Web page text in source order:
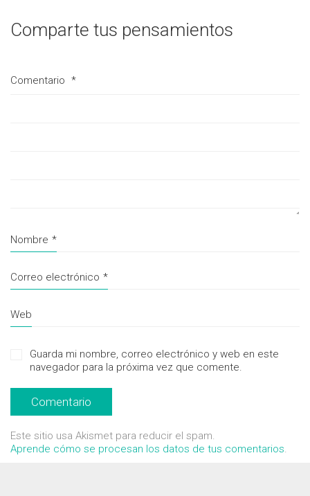
Comparte tus pensamientos
Comentario *
Nombre *
Correo electrónico *
Web
Guarda mi nombre, correo electrónico y web en este
navegador para la próxima vez que comente.
Este sitio usa Akismet para reducir el spam.
Aprende cómo se procesan los datos de tus comentarios.